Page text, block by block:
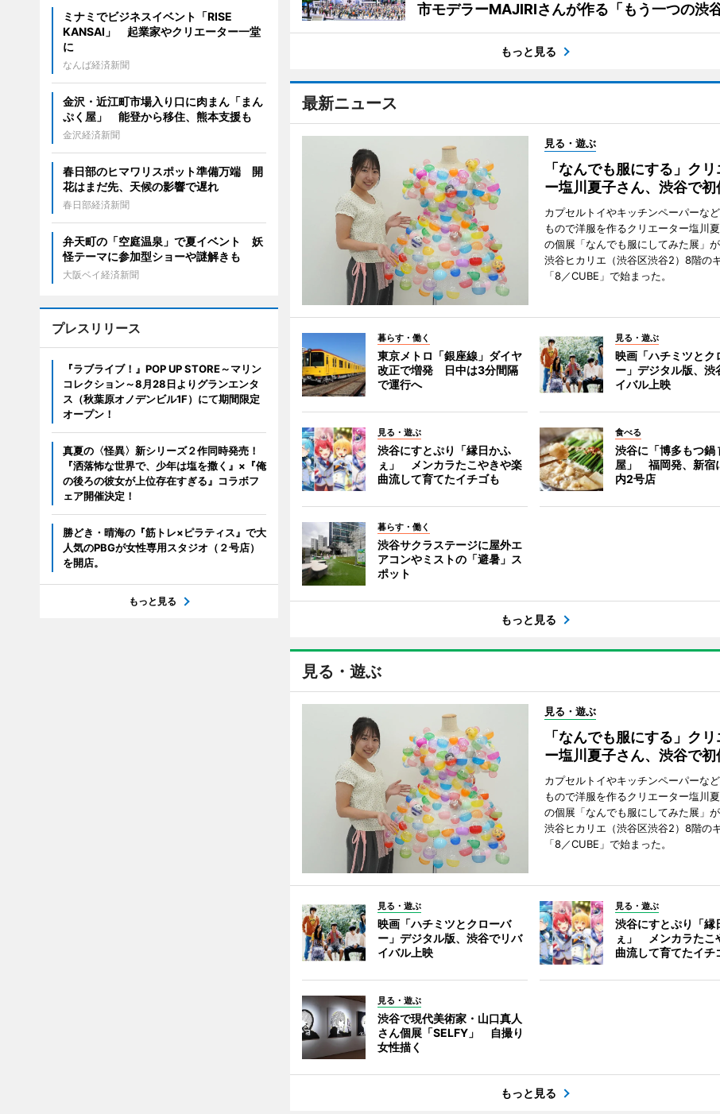
市モデラーMAJIRIさんが作る「もう一つの渋谷
もっと見る
最新ニュース
見る・遊ぶ
「なんでも服にする」クリ
ー塩川夏子さん、渋谷で初
カプセルトイやキッチンペーパーな
もので洋服を作るクリエーター塩川
の個展「なんでも服にしてみた展」が
渋谷ヒカリエ（渋谷区渋谷2）8階の
「8／CUBE」で始まった。
暮らす・働く
東京メトロ「銀座線」ダイヤ
改正で増発 日中は3分間隔
で運行へ
見る・遊ぶ
映画「ハチミツとク
ー」デジタル版、渋
イバル上映
見る・遊ぶ
渋谷にすとぷり「縁日かふ
ぇ」 メンカラたこやきや楽
曲流して育てたイチゴも
食べる
渋谷に「博多もつ鍋
屋」 福岡発、新宿
内2号店
暮らす・働く
渋谷サクラステージに屋外エ
アコンやミストの「避暑」ス
ポット
もっと見る
見る・遊ぶ
見る・遊ぶ
「なんでも服にする」クリ
ー塩川夏子さん、渋谷で初
カプセルトイやキッチンペーパーな
もので洋服を作るクリエーター塩川
の個展「なんでも服にしてみた展」が
渋谷ヒカリエ（渋谷区渋谷2）8階の
「8／CUBE」で始まった。
見る・遊ぶ
映画「ハチミツとクローバ
ー」デジタル版、渋谷でリバ
イバル上映
見る・遊ぶ
渋谷にすとぷり「縁
ぇ」 メンカラたこ
曲流して育てたイチ
見る・遊ぶ
渋谷で現代美術家・山口真人
さん個展「SELFY」 自撮り
女性描く
もっと見る
ミナミでビジネスイベント「RISE
KANSAI」 起業家やクリエーター一堂
に
なんば経済新聞
金沢・近江町市場入り口に肉まん「まん
ぷく屋」 能登から移住、熊本支援も
金沢経済新聞
春日部のヒマワリスポット準備万端 開
花はまだ先、天候の影響で遅れ
春日部経済新聞
弁天町の「空庭温泉」で夏イベント 妖
怪テーマに参加型ショーや謎解きも
大阪ベイ経済新聞
プレスリリース
『ラブライブ！』POP UP STORE～マリン
コレクション～8月28日よりグランエンタ
ス（秋葉原オノデンビル1F）にて期間限定
オープン！
真夏の〈怪異〉新シリーズ２作同時発売！
『洒落怖な世界で、少年は塩を撒く』×『俺
の後ろの彼女が上位存在すぎる』コラボフ
ェア開催決定！
勝どき・晴海の『筋トレ×ピラティス』で大
人気のPBGが女性専用スタジオ（２号店）
を開店。
もっと見る